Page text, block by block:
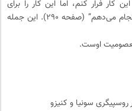
کار فرار کنم، اما این کار را برای
نجات خانواده‌ام انجام می‌دهم” (صفحه ۲۹۰). این جمله
اوست.